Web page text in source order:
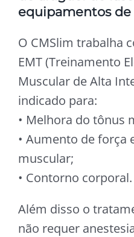
equipamentos
O CMSlim trabalha
EMT (Treinamento
Muscular de Alta
indicado para:
• Melhora do tônus
• Aumento de força
muscular;
• Contorno corporal.
Além disso o
não requer